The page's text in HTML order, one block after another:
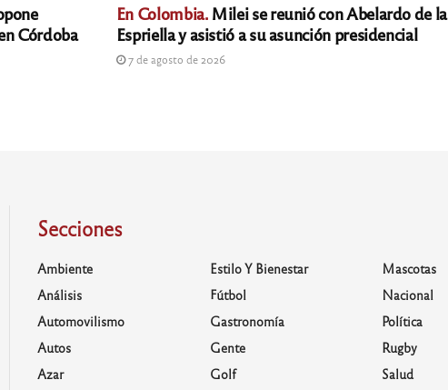
Córdoba
En Colombia.Milei se reunió con Abelardo de la
Espriella y asistió a su asunción presidencial
7 de agosto de 2026
Secciones
Ambiente
Análisis
Automovilismo
Autos
Azar
Estilo Y Bienestar
Fútbol
Gastronomía
Gente
Golf
Mascotas
Nacional
Política
Rugby
Salud